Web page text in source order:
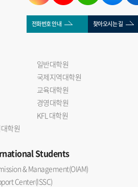
전화번호 안내 찾아오시는 길
일반대학원
국제지역대학원
교육대학원
경영대학원
KFL 대학원
학원
Students
& Management(OIAM)
Center(ISSC)